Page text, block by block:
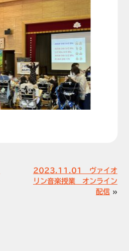
2023.11.01 ヴァイオ
リン音楽授業 オンライン
配信»